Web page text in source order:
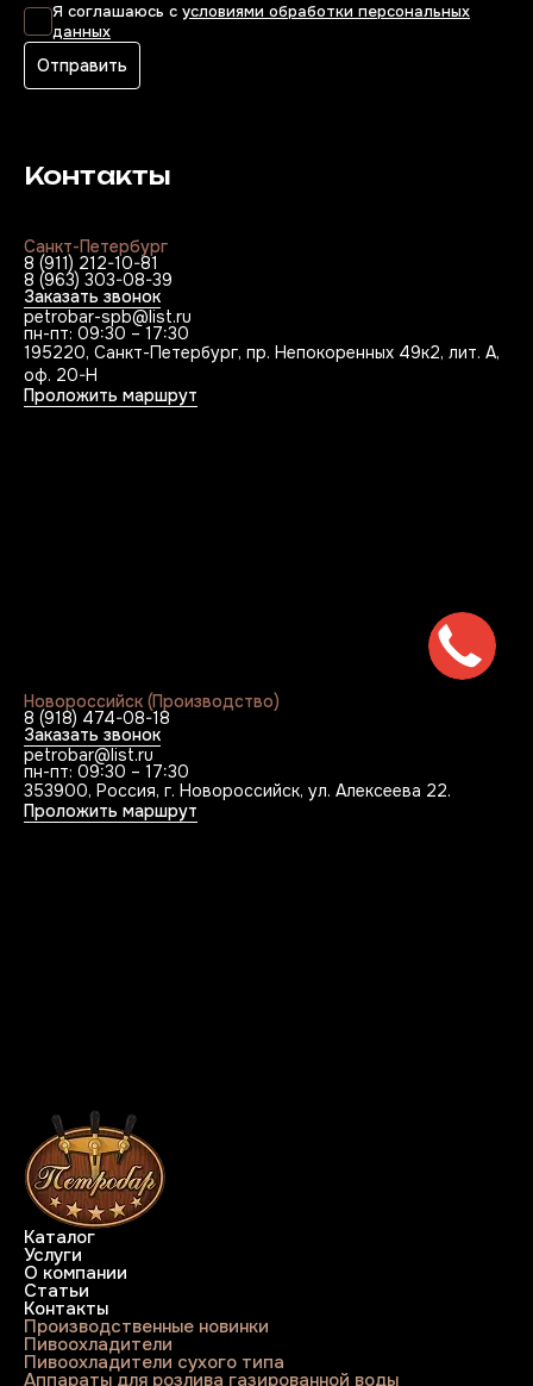
Я соглашаюсь с условиями обработки персональных
данных
Отправить
Контакты
Санкт-Петербург
8 (911) 212-10-81
8 (963) 303-08-39
Заказать звонок
petrobar-spb@list.ru
пн-пт: 09:30 – 17:30
195220, Санкт-Петербург, пр. Непокоренных 49к2, лит. А,
оф. 20-Н
Проложить маршрут
Новороссийск (Производство)
8 (918) 474-08-18
Заказать звонок
petrobar@list.ru
пн-пт: 09:30 – 17:30
353900, Россия, г. Новороссийск, ул. Алексеева 22.
Проложить маршрут
Каталог
Услуги
О компании
Статьи
Контакты
Производственные новинки
Пивоохладители
Пивоохладители сухого типа
Аппараты для розлива газированной воды